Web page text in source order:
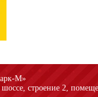
M»
строение 2,